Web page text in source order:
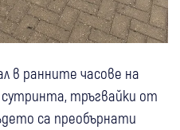
в ранните часове на
сутринта, тръгвайки от
са преобърнати